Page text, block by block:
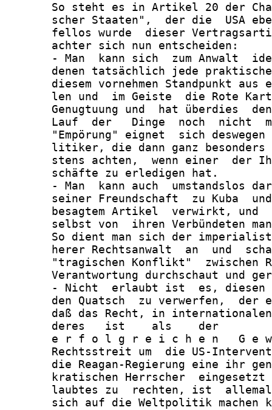
So steht es in Artikel 20 der
scher Staaten",  der die  USA
fellos wurde  dieser
       achter sich nun entscheiden:
- Man  kann sich  zum Anwalt
denen tatsächlich jede
diesem vornehmen Standpunkt aus
len und  im Geiste  die Rote
Genugtuung und  hat überdies
Lauf  der   Dinge  noch  nicht
"Empörung" eignet  sich
litiker, die dann ganz
stens achten,  wenn einer  der
       schäfte zu erledigen hat.
- Man  kann auch  umstandslos
seiner Freundschaft  zu Kuba
besagtem Artikel  verwirkt, und
selbst von  ihren Verbündeten
So dient man sich der
herer Rechtsanwalt  an  und
"tragischen Konflikt"  zwischen
Verantwortung durchschaut und
- Nicht  erlaubt ist  es,
den Quatsch  zu verwerfen,  der
daß das Recht, in
deres   ist    als    der
e r f o l g r e i c h e n   G e
Rechtsstreit um  die US-
die Reagan-Regierung eine ihr
kratischen Herrscher
laubtes zu  rechten, ist
sich auf die Weltpolitik machen